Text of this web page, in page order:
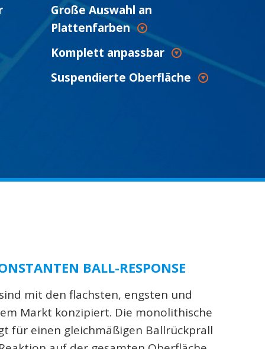
Große Auswahl an
Plattenfarben
Komplett anpassbar
Suspendierte Oberfläche
BALL-RESPONSE
mit den flachsten, engsten und
Markt konzipiert. Die monolithische
für einen gleichmäßigen Ballrückprall